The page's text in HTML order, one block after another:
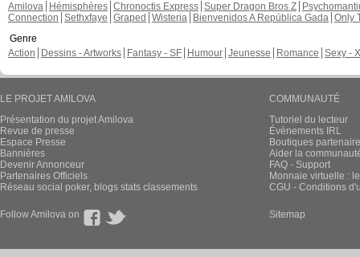
Amilova
Hémisphères Chronoctis Express Super Dragon Bros Z
Connection Sethxfaye Graped Wisteria Bienvenidos A República Gada Only
Genre
Action
Dessins - Artworks Fantasy - SF Humour Jeunesse Romance Sexy -
LE PROJET AMILOVA
Présentation du projet Amilova
Revue de presse
Espace Presse
Bannières
Devenir Annonceur
Partenaires Officiels
Réseau social poker, blogs stats classements
COMMUNAUTÉ
Tutoriel du lecteur
Évènements IRL
Boutiques
Aider la
FAQ - Support
Monnaie virtuelle :
CGU - Conditions
Follow Amilova on Sitemap